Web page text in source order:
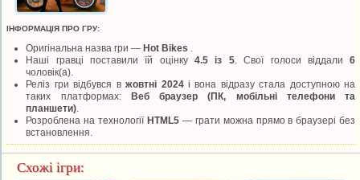
ІНФОРМАЦІЯ ПРО ГРУ:
Оригінальна назва гри —Hot Bikes
Наші гравці поставили їй оцінку4.5 із 5. Свої голоси віддали6
чоловік(а).
Реліз гри відбувся вжовтні 2024і вона відразу стала доступною на
таких платформах: Веб браузер (ПК, мобільні телефони та
планшети)
Розроблена на технології HTML5— грати можна прямо в браузері без
встановлення.
Схожі ігри: